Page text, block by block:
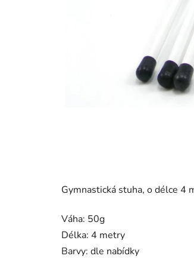
Gymnastická stuha, o délce 4
Váha: 50g
Délka: 4 metry
Barvy: dle nabídky